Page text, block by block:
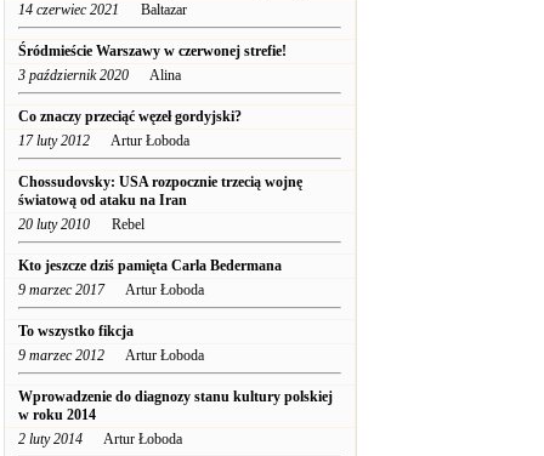
14 czerwiec 2021 Baltazar
Śródmieście Warszawy w czerwonej strefie!
3 październik 2020 Alina
Co znaczy przeciąć węzeł gordyjski?
17 luty 2012 Artur Łoboda
Chossudovsky: USA rozpocznie trzecią wojnę
światową od ataku na Iran
20 luty 2010 Rebel
Kto jeszcze dziś pamięta Carla Bedermana
9 marzec 2017Artur Łoboda
To wszystko fikcja
9 marzec 2012 Artur Łoboda
Wprowadzenie do diagnozy stanu kultury polskiej
w roku 2014
2 luty 2014 Artur Łoboda